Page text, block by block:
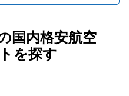
国内格安航空
を探す